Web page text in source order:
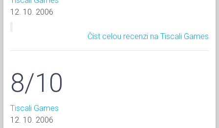
12. 10. 2006
Číst celou recenzi na Tiscali Games
8/10
Tiscali Games
12. 10. 2006